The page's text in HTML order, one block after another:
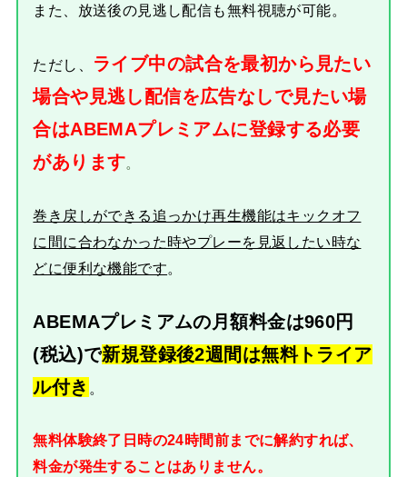
また、放送後の見逃し配信も無料視聴が可能。
ただし、
ライブ中の試合を最初から見たい
場合や見逃し配信を広告なしで見たい場
合はABEMAプレミアムに登録する必要
があります。
巻き戻しができる追っかけ再生機能はキックオフ
に間に合わなかった時やプレーを見返したい時な
どに便利な機能です
ABEMAプレミアムの月額料金は960円
(税込)で新規登録後2週間は無料トライア
ル付き 。
無料体験終了日時の24時間前までに解約すれば、
料金が発生することはありません。